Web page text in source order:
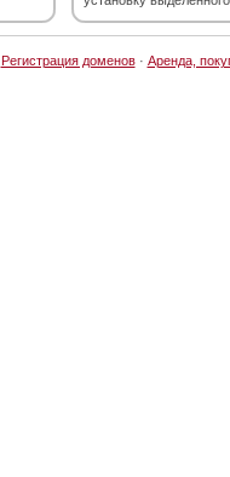
Регистрация доменов· Аренда,